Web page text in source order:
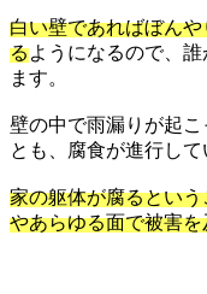
白い壁であればぼん
るようになるので、
ます。
壁の中で雨漏りが起
とも、腐食が進行して
家の躯体が腐るとい
やあらゆる面で被害